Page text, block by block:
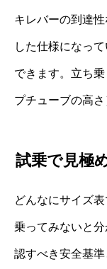
キレバーの到達
した仕様になっ
できます。立ち
プチューブの高
試乗で見極
どんなにサイズ
乗ってみないと
認すべき安全基準